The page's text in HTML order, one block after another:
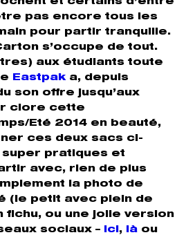
pas encore tous les
pour partir tranquille.
s’occupe de tout.
aux étudiants toute
Eastpaka, depuis
son offre jusqu’aux
clore cette
Eté 2014 en beauté,
ces deux sacs ci-
super pratiques et
avec, rien de plus
la photo de
(le petit avec plein de
fichu, ou une jolie version
sociaux –
ici , là ou